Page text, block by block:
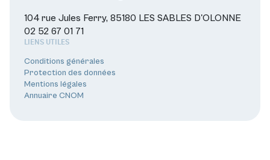
104 rue Jules Ferry, 85180 LES SABLES D'OLONNE
02 52 67 01 71
LIENS UTILES
Conditions générales
Protection des données
Mentions légales
Annuaire CNOM